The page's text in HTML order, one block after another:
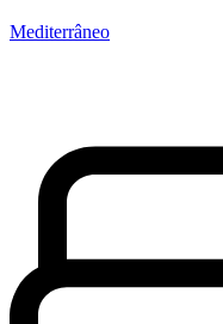
Mediterrâneo